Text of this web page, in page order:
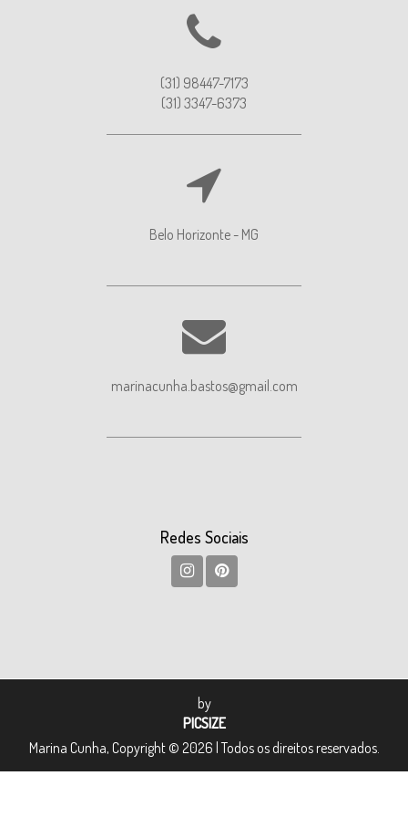
(31) 98447-7173
(31) 3347-6373
Belo Horizonte - MG
marinacunha.bastos@gmail.com
Redes Sociais
by
PICSIZE
Marina Cunha, Copyright © 2026 | Todos os direitos reservados.